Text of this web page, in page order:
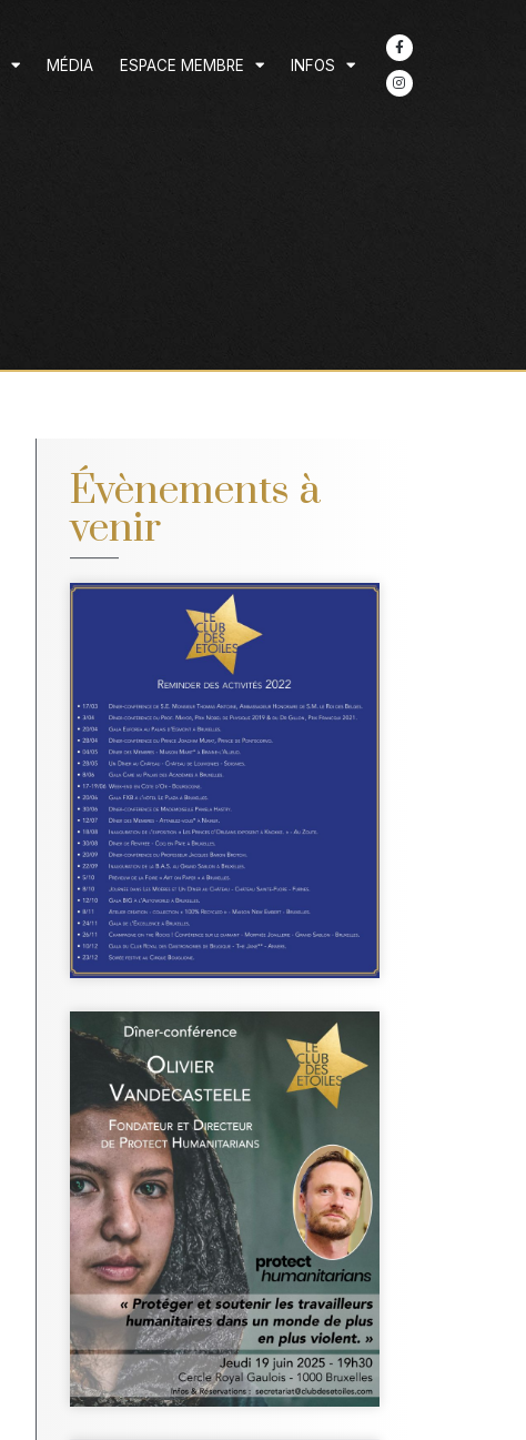
MÉDIA ESPACE MEMBRE INFOS
Évènements à
venir
Nos
évènements
en 2022 !
Plus d'infos
Dîner-
conférence
d'Olivier
Vandecasteele.
Plus d'infos